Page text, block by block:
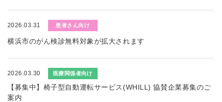
2026.03.31 患者さん向け
横浜市のがん検診無料対象が拡大されます
2026.03.30 医療関係者向け
【募集中】椅子型自動運転サービス(WHILL) 協賛企業募集のご
案内